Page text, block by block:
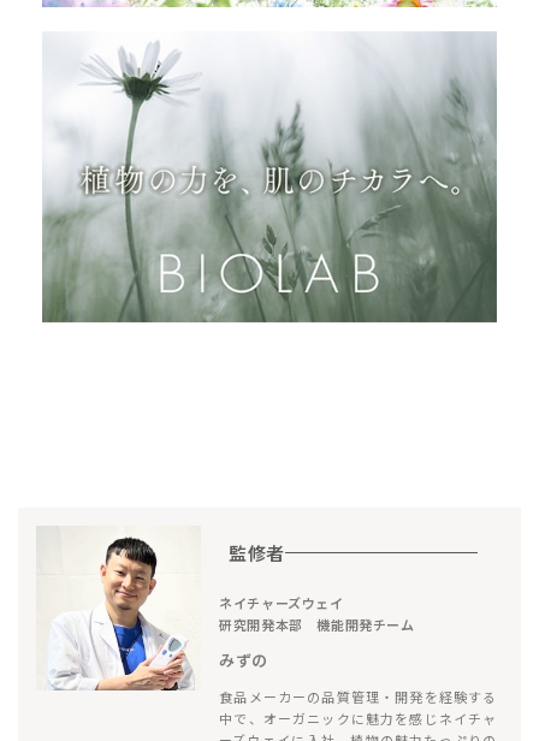
監修者
ネイチャーズウェイ
研究開発本部 機能開発チーム
みずの
食品メーカーの品質管理・開発を経験する
中で、オーガニックに魅力を感じネイチャ